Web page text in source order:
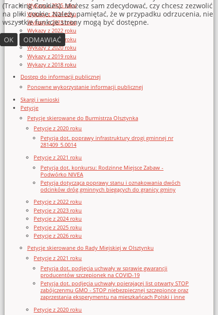
Wykazy z 2025 roku
Wykazy z 2024 roku
Wykazy z 2023 roku
Wykazy z 2022 roku
Wykazy z 2021 roku
Wykazy z 2020 roku
Wykazy z 2019 roku
Wykazy z 2018 roku
Dostęp do informacji publicznej
Ponowne wykorzystanie informacji publicznej
Skargi i wnioski
Petycje
Petycje skierowane do Burmistrza Olsztynka
Petycje z 2020 roku
Petycja dot. poprawy infrastruktury drogi gminnej nr
281409_5.0014
Petycje z 2021 roku
Petycja dot. konkursu: Rodzinne Miejsce Zabaw -
Podwórko NIVEA
Petycja dotycząca poprawy stanu i oznakowania dwóch
odcinków dróg gminnych biegących do granicy gminy
Petycje z 2022 roku
Petycje z 2023 roku
Petycje z 2024 roku
Petycje z 2025 roku
Petycje z 2026 roku
Petycje skierowane do Rady Miejskiej w Olsztynku
Petycje z 2021 roku
Petycja dot. podjęcia uchwały w sprawie gwarancji
producentów szczepionek na COVID-19
Petycja dot. podjęcia uchwały poierającej list otwarty STOP
zabójczenmu GMO - STOP niebezpiecznej szczepionce oraz
zaprzestania eksperymentu na mieszkańcach Polski i inne
Petycje z 2020 roku
(Tracking Cookies). Możesz sam zdecydować, czy chcesz zezwolić
na pliki cookie. Należy pamiętać, że w przypadku odrzucenia, nie
wszystkie funkcje strony mogą być dostępne.
OK
ODMAWIAĆ